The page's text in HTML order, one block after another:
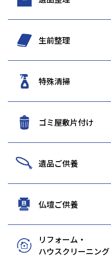
生前整理
特殊清掃
ゴミ屋敷片付け
遺品ご供養
仏壇ご供養
リフォーム・
ハウスクリーニング